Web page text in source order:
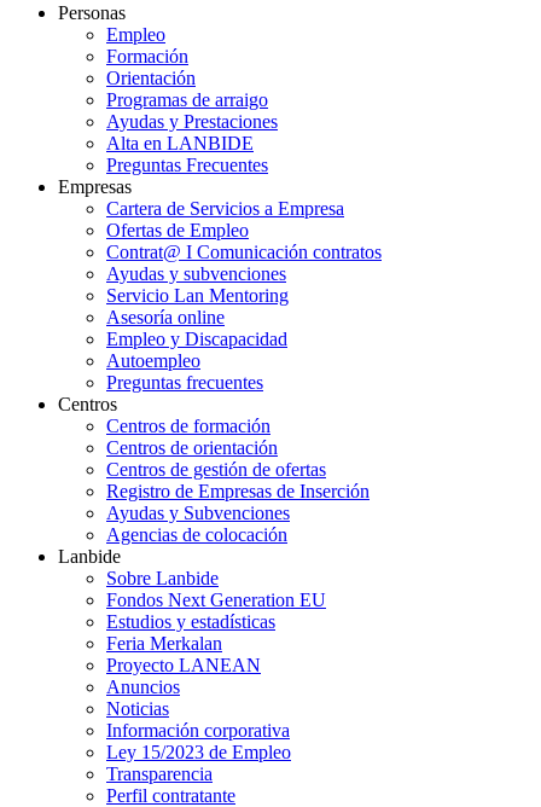
Personas
Empleo
Formación
Orientación
Programas de arraigo
Ayudas y Prestaciones
Alta en LANBIDE
Preguntas Frecuentes
Empresas
Cartera de Servicios a Empresa
Ofertas de Empleo
Contrat@ I Comunicación contratos
Ayudas y subvenciones
Servicio Lan Mentoring
Asesoría online
Empleo y Discapacidad
Autoempleo
Preguntas frecuentes
Centros
Centros de formación
Centros de orientación
Centros de gestión de ofertas
Registro de Empresas de Inserción
Ayudas y Subvenciones
Agencias de colocación
Lanbide
Sobre Lanbide
Fondos Next Generation EU
Estudios y estadísticas
Feria Merkalan
Proyecto LANEAN
Anuncios
Noticias
Información corporativa
Ley 15/2023 de Empleo
Transparencia
Perfil contratante